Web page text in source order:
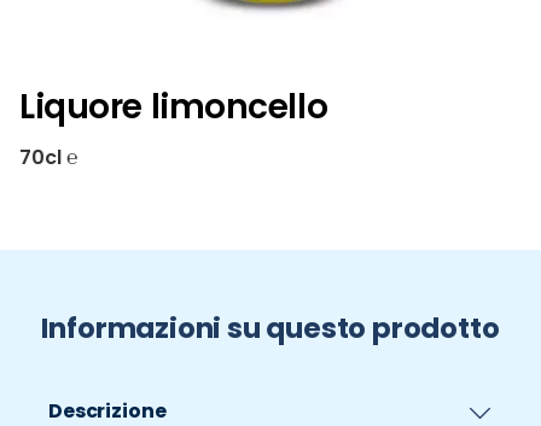
Liquore limoncello
70cl ℮
Informazioni su questo prodotto
Descrizione